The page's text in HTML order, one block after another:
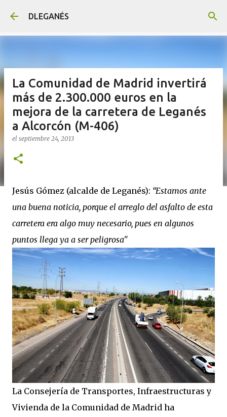
DLEGANÉS
La Comunidad de Madrid invertirá
más de 2.300.000 euros en la
mejora de la carretera de Leganés
a Alcorcón (M-406)
el septiembre 24, 2013
Jesús Gómez (alcalde de Leganés): “Estamos ante
una buena noticia, porque el arreglo del asfalto de esta
carretera era algo muy necesario, pues en algunos
puntos llega ya a ser peligrosa"
La Consejería de Transportes, Infraestructuras y
Vivienda de la Comunidad de Madrid ha